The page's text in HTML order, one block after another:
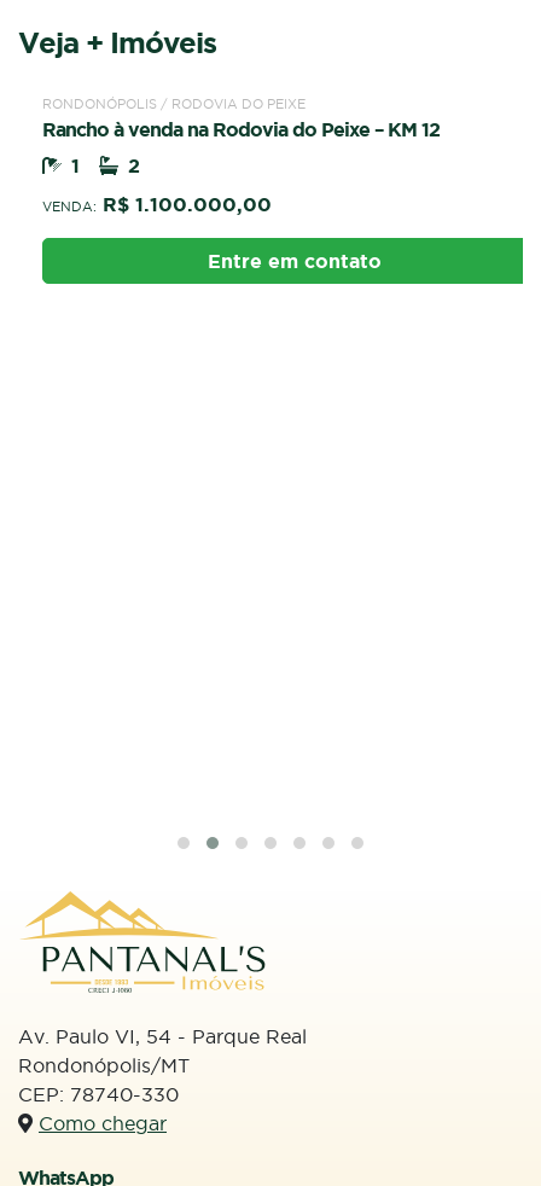
Veja + Imóveis
VENDA
RONDONÓPOLIS / RODOVIA DO PEIXE
Rancho à venda na Rodovia do Peixe – KM 12
1
2
VENDA:R$ 1.100.000,00
Entre em contato